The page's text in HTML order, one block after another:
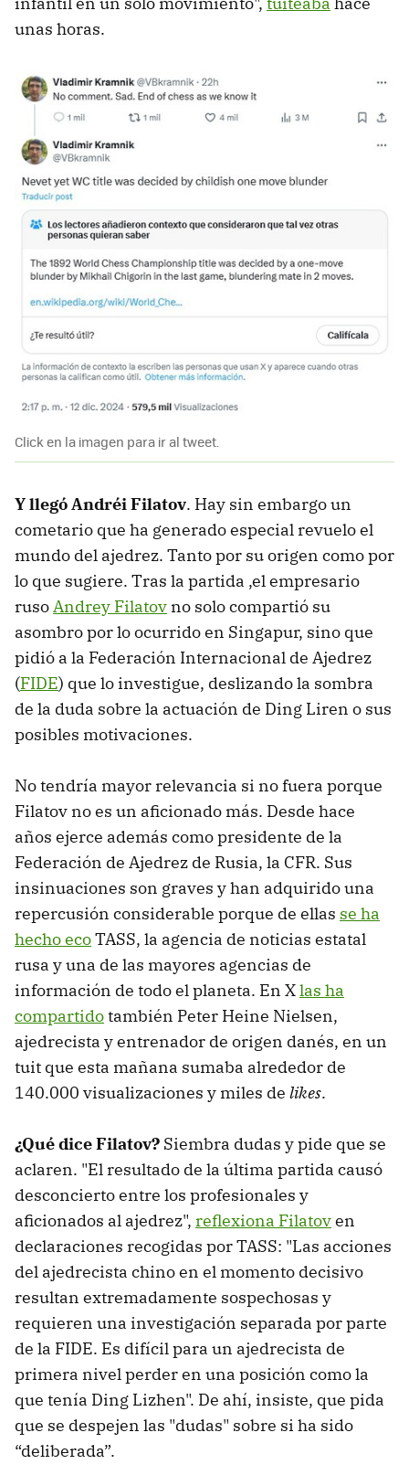
unas horas.
Click en la imagen para ir al tweet.
Y llegó Andréi Filatov. Hay sin embargo un
cometario que ha generado especial revuelo el
mundo del ajedrez. Tanto por su origen como por
lo que sugiere. Tras la partida ,el empresario
rusoAndrey Filatov no solo compartió su
asombro por lo ocurrido en Singapur, sino que
pidió a la Federación Internacional de Ajedrez
(FIDE) que lo investigue, deslizando la sombra
de la duda sobre la actuación de Ding Liren o sus
posibles motivaciones.
No tendría mayor relevancia si no fuera porque
Filatov no es un aficionado más. Desde hace
años ejerce además como presidente de la
Federación de Ajedrez de Rusia, la CFR. Sus
insinuaciones son graves y han adquirido una
repercusión considerable porque de ellas se ha
hecho ecoTASS, la agencia de noticias estatal
rusa y una de las mayores agencias de
información de todo el planeta. En Xlas ha
compartidotambién Peter Heine Nielsen,
ajedrecista y entrenador de origen danés, en un
tuit que esta mañana sumaba alrededor de
140.000 visualizaciones y miles de likes.
¿Qué dice Filatov? Siembra dudas y pide que se
aclaren. "El resultado de la última partida causó
desconcierto entre los profesionales y
aficionados al ajedrez", reflexiona Filatoven
declaraciones recogidas por TASS: "Las acciones
del ajedrecista chino en el momento decisivo
resultan extremadamente sospechosas y
requieren una investigación separada por parte
de la FIDE. Es difícil para un ajedrecista de
primera nivel perder en una posición como la
que tenía Ding Lizhen". De ahí, insiste, que pida
que se despejen las "dudas" sobre si ha sido
“deliberada”.